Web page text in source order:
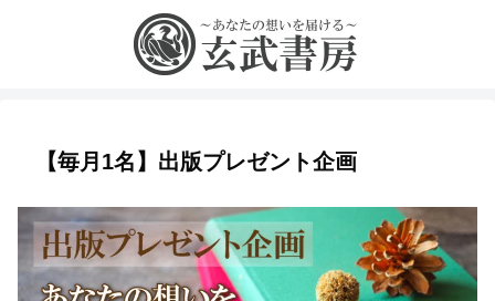
【毎月1名】出版プレゼント企画